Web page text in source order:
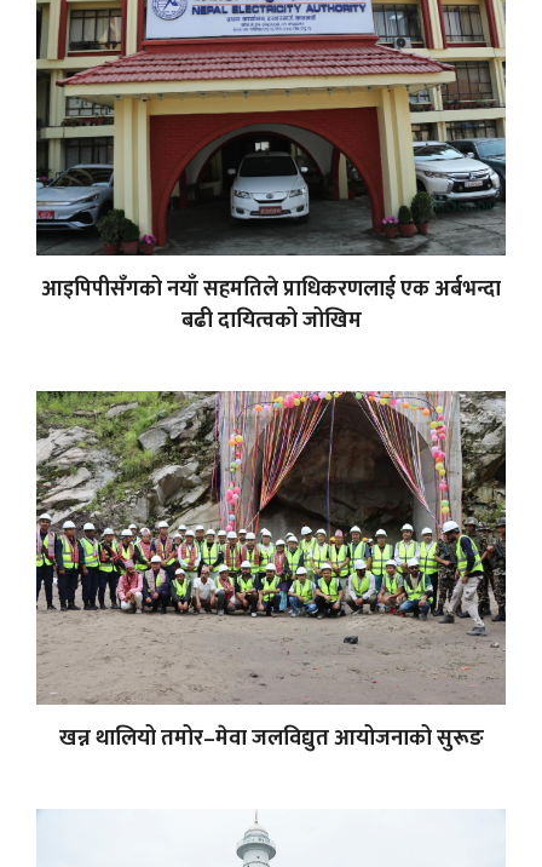
आइपिपीसँगको नयाँ सहमतिले प्राधिकरणलाई एक अर्बभन्दा
बढी दायित्वको जोखिम
खन्न थालियो तमोर–मेवा जलविद्युत आयोजनाको सुरूङ